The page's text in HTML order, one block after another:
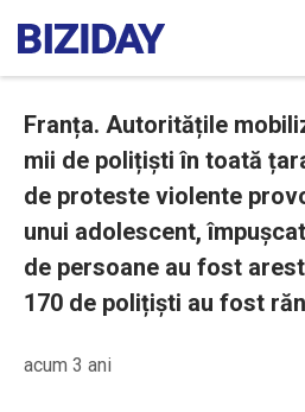
Franța. Autoritățile
mii de polițiști în toată
de proteste violente
unui adolescent,
de persoane au fost
170 de polițiști au fost
acum 3 ani